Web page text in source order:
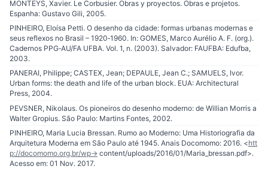
MONTEYS, Xavier. Le Corbusier. Obras y proyectos. Obras e projetos.
Espanha: Gustavo Gili, 2005.
PINHEIRO, Eloísa Petti. O desenho da cidade: formas urbanas modernas e
seus reflexos no Brasil – 1920‐1960. In: GOMES, Marco Aurélio A. F. (org.).
Cadernos PPG‐AU/FA UFBA. Vol. 1, n. (2003). Salvador: FAUFBA: Edufba,
2003.
PANERAI, Philippe; CASTEX, Jean; DEPAULE, Jean C.; SAMUELS, Ivor.
Urban forms: the death and life of the urban block. EUA: Architectural
Press, 2004.
PEVSNER, Nikolaus. Os pioneiros do desenho moderno: de Willian Morris a
Walter Gropius. São Paulo: Martins Fontes, 2002.
PINHEIRO, Maria Lucia Bressan. Rumo ao Moderno: Uma Historiografia da
Arquitetura Moderna em São Paulo até 1945. Anais Docomomo: 2016. <htt
p://docomomo.org.br/wp- > content/uploads/2016/01/Maria_bressan.pdf>.
Acesso em: 01 Nov. 2017.